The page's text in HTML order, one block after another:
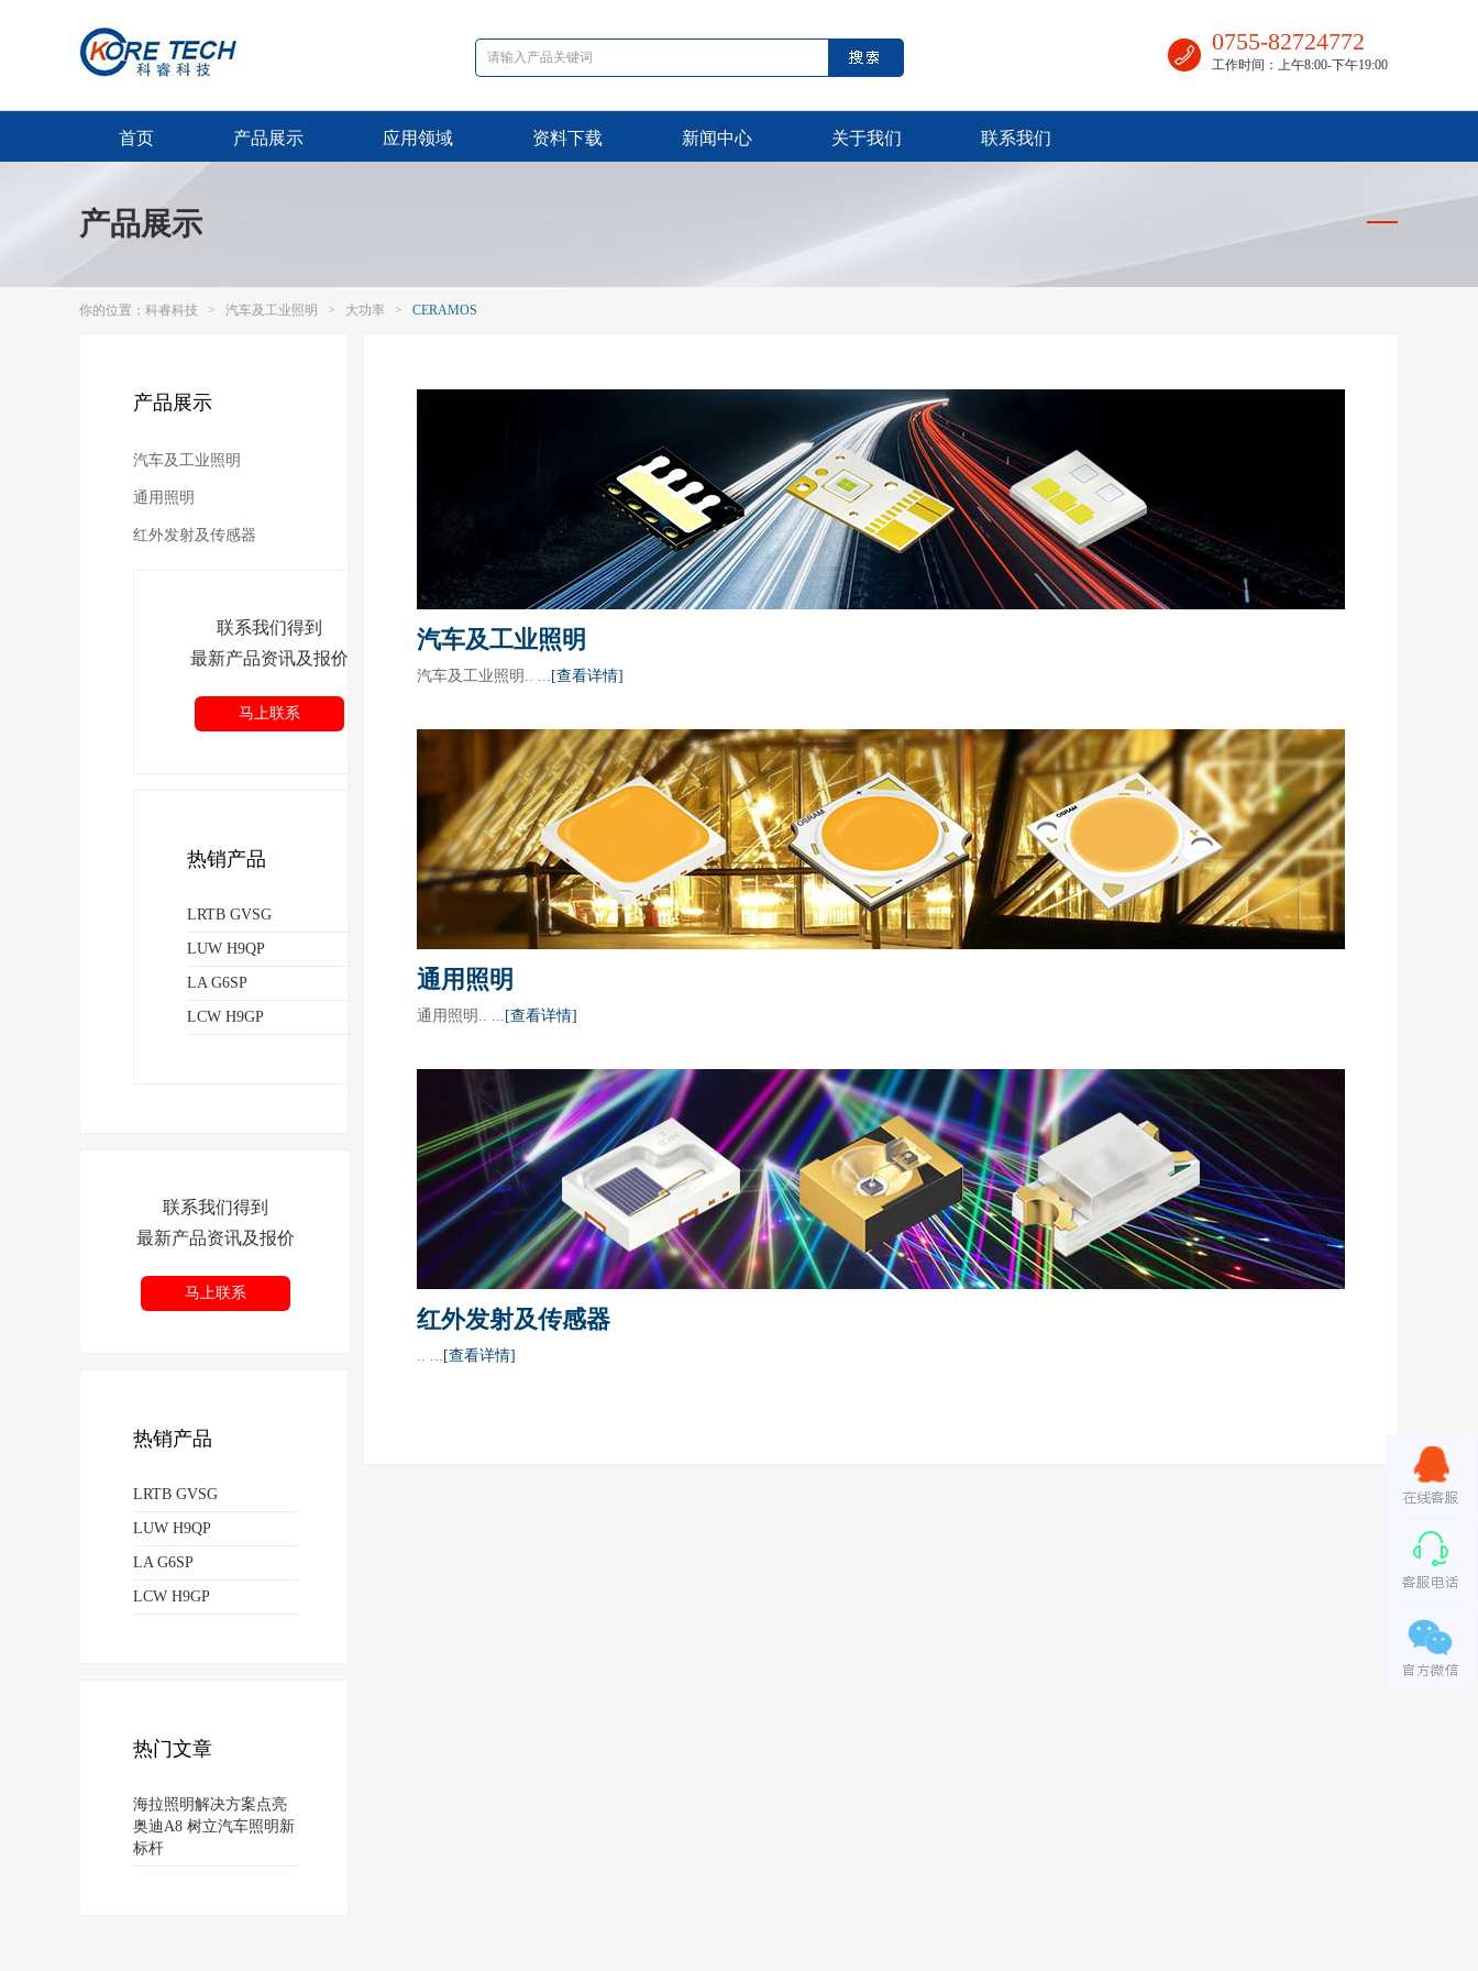
0755-82724772
工作时间：上午8:00-下午19:00
首页 产品展示 应用领域 资料下载 新闻中心 关于我们 联系我们
产品展示
你的位置： 科睿科技 > 汽车及工业照明 > 大功率 > CERAMOS
产品展示
汽车及工业照明
通用照明
红外发射及传感器
联系我们得到
最新产品资讯及报价
马上联系
热销产品
LRTB GVSG
LUW H9QP
LA G6SP
LCW H9GP
联系我们得到
最新产品资讯及报价
马上联系
热销产品
LRTB GVSG
LUW H9QP
LA G6SP
LCW H9GP
热门文章
海拉照明解决方案点亮
奥迪A8 树立汽车照明新
标杆
汽车及工业照明
汽车及工业照明.. ... [查看详情]
通用照明
通用照明.. ... [查看详情]
红外发射及传感器
.. ... [查看详情]